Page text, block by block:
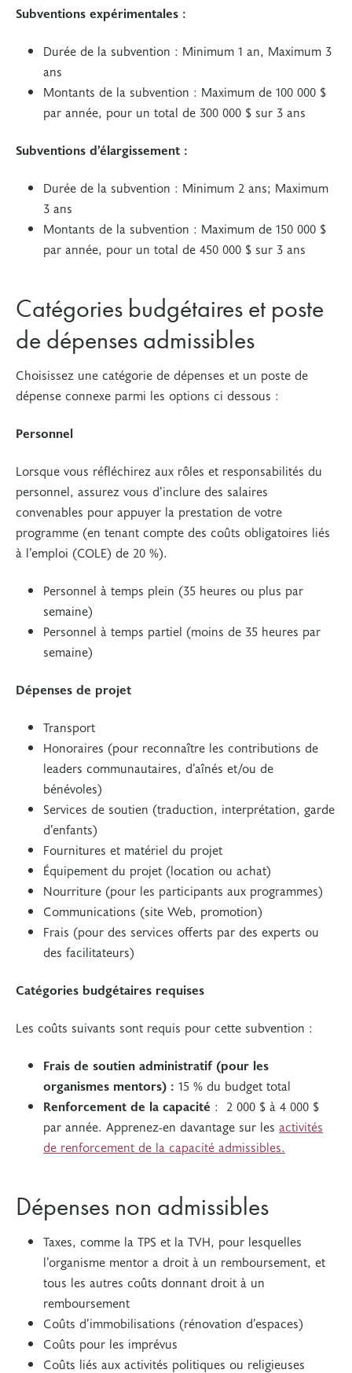
Subventions expérimentales :
Durée de la subvention : Minimum 1 an, Maximum 3
ans
Montants de la subvention : Maximum de 100 000 $
par année, pour un total de 300 000 $ sur 3 ans
Subventions d’élargissement :
Durée de la subvention : Minimum 2 ans; Maximum
3 ans
Montants de la subvention : Maximum de 150 000 $
par année, pour un total de 450 000 $ sur 3 ans
Catégories budgétaires et poste
de dépenses admissibles
Choisissez une catégorie de dépenses et un poste de
dépense connexe parmi les options ci dessous :
Personnel
Lorsque vous réfléchirez aux rôles et responsabilités du
personnel, assurez vous d’inclure des salaires
convenables pour appuyer la prestation de votre
programme (en tenant compte des coûts obligatoires liés
à l’emploi (COLE) de 20 %).
Personnel à temps plein (35 heures ou plus par
semaine)
Personnel à temps partiel (moins de 35 heures par
semaine)
Dépenses de projet
Transport
Honoraires (pour reconnaître les contributions de
leaders communautaires, d’aînés et/ou de
bénévoles)
Services de soutien (traduction, interprétation, garde
d’enfants)
Fournitures et matériel du projet
Équipement du projet (location ou achat)
Nourriture (pour les participants aux programmes)
Communications (site Web, promotion)
Frais (pour des services offerts par des experts ou
des facilitateurs)
Catégories budgétaires requises
Les coûts suivants sont requis pour cette subvention :
Frais de soutien administratif (pour les
organismes mentors) : 15 % du budget total
Renforcement de la capacité : 2 000 $ à 4 000 $
par année. Apprenez-en davantage sur les activités
de renforcement de la capacité admissibles.
Dépenses non admissibles
Taxes, comme la TPS et la TVH, pour lesquelles
l’organisme mentor a droit à un remboursement, et
tous les autres coûts donnant droit à un
remboursement
Coûts d’immobilisations (rénovation d’espaces)
Coûts pour les imprévus
Coûts liés aux activités politiques ou religieuses